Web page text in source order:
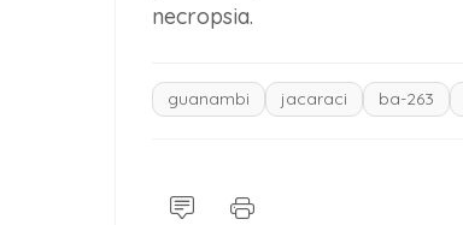
necropsia.
guanambi jacaraci ba-263